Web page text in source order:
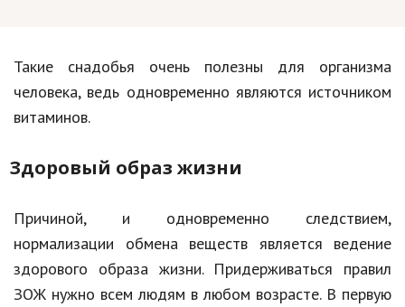
Такие снадобья очень полезны для организма
человека, ведь одновременно являются источником
витаминов.
Здоровый образ жизни
Причиной, и одновременно следствием,
нормализации обмена веществ является ведение
здорового образа жизни. Придерживаться правил
ЗОЖ нужно всем людям в любом возрасте. В первую